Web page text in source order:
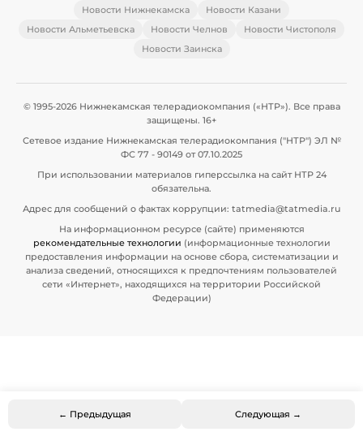
← Предыдущая Следующая →
Новости Нижнекамска
Новости Казани
Новости Альметьевска
Новости Челнов
Новости Чистополя
Новости Заинска
© 1995-2026 Нижнекамская телерадиокомпания («НТР»). Все права
защищены. 16+
Сетевое издание Нижнекамская телерадиокомпания ("НТР") ЭЛ №
ФС 77 - 90149 от 07.10.2025
При использовании материалов гиперссылка на сайт НТР 24
обязательна.
Адрес для сообщений о фактах коррупции: tatmedia@tatmedia.ru
На информационном ресурсе (сайте) применяются
рекомендательные технологии (информационные технологии
предоставления информации на основе сбора, систематизации и
анализа сведений, относящихся к предпочтениям пользователей
сети «Интернет», находящихся на территории Российской
Федерации)